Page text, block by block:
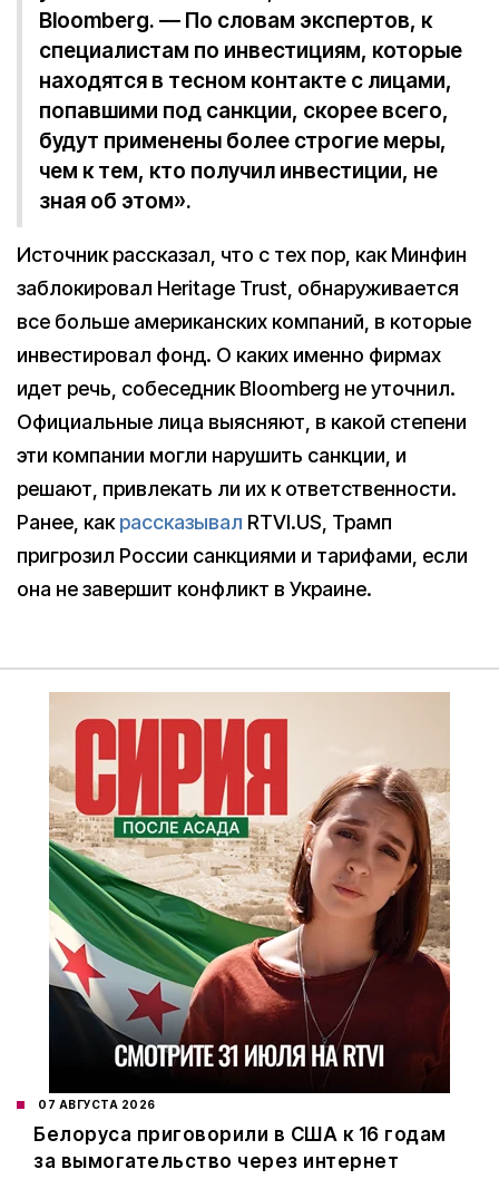
Bloomberg. — По словам экспертов, к
специалистам по инвестициям, которые
находятся в тесном контакте с лицами,
попавшими под санкции, скорее всего,
будут применены более строгие меры,
чем к тем, кто получил инвестиции, не
зная об этом».
Источник рассказал, что с тех пор, как Минфин
заблокировал Heritage Trust, обнаруживается
все больше американских компаний, в которые
инвестировал фонд. О каких именно фирмах
идет речь, собеседник Bloomberg не уточнил.
Официальные лица выясняют, в какой степени
эти компании могли нарушить санкции, и
решают, привлекать ли их к ответственности.
Ранее, какрассказывал RTVI.US, Трамп
пригрозил России санкциями и тарифами, если
она не завершит конфликт в Украине.
07 АВГУСТА 2026
Белоруса приговорили в США к 16 годам
за вымогательство через интернет